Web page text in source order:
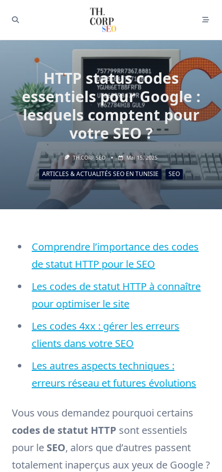
HTTP status codes
essentiels pour Google :
lesquels comptent pour
votre SEO ?
TH.CORP SEO Mai 15, 2025
ARTICLES & ACTUALITÉS SEO EN TUNISIE SEO
Comprendre l’importance des codes
de statut HTTP pour le SEO
Les codes de statut HTTP à connaître
pour optimiser le site
Les codes 4xx : gérer les erreurs
clients dans votre SEO
Les autres aspects techniques :
erreurs réseau et futures évolutions
Vous vous demandez pourquoi certains
codes de statut HTTP sont essentiels
pour le SEO, alors que d’autres passent
totalement inaperçus aux yeux de Google ?